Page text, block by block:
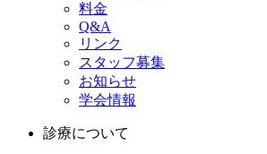
料金
Q&A
リンク
スタッフ募集
お知らせ
学会情報
診療について